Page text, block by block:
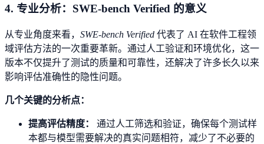
4. 专业分析：SWE-bench Verified 的意义
从专业角度来看， SWE-bench Verified 代表了 AI 在软件工程领
域评估方法的一次重要革新。通过人工验证和环境优化，这一
版本不仅提升了测试的质量和可靠性，还解决了许多长久以来
影响评估准确性的隐性问题。
几个关键的分析点：
提高评估精度：
通过人工筛选和验证，确保每个测试样
本都与模型需要解决的真实问题相符，减少了不必要的